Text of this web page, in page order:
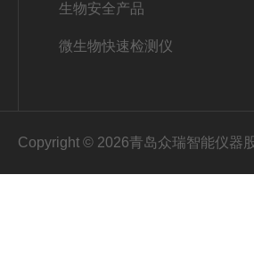
生物安全产品
微生物快速检测仪
Copyright © 2026青岛众瑞智能仪